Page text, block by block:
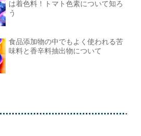
は着色料！トマト色素について知ろ
う
食品添加物の中でもよく使われる苦
味料と香辛料抽出物について